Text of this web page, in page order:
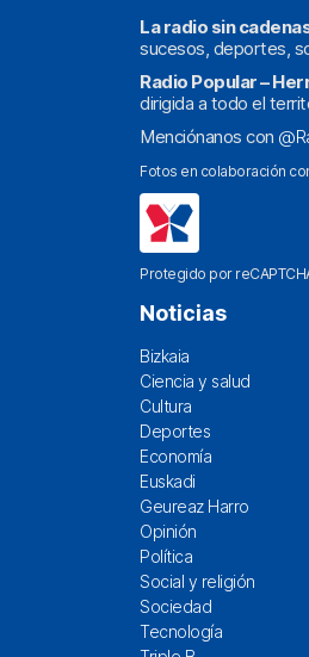
La radio sin
sucesos, deportes,
Radio Popular –
dirigida a todo el
Menciónanos con
Fotos en colaboración
Protegido por
Noticias
Bizkaia
Ciencia y salud
Cultura
Deportes
Economía
Euskadi
Geureaz Harro
Opinión
Política
Social y religión
Sociedad
Tecnología